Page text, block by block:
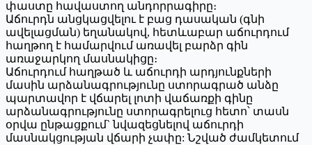
փաստը հավաստող անդորրագիրը։
Աճուրդն անցկացվելու է բաց դասական (գնի
ավելացման) եղանակով, հետևաբար աճուրդում
հաղթող է համարվում առավել բարձր գին
առաջարկող մասնակիցը։
Աճուրդում հաղթած և աճուրդի արդյունքների
մասին արձանագրությունը ստորագրած անձը
պարտավոր է վճարել լոտի վաճառքի գինը
արձանագրությունը ստորագրելուց հետո՝ տասն
օրվա ընթացքում` նվազեցնելով աճուրդի
մասնակցության վճարի չափը: Նշված ժամկետում